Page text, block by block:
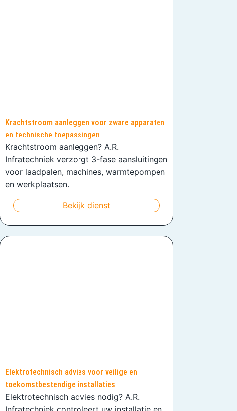
Krachtstroom aanleggen voor zware apparaten
en technische toepassingen
Krachtstroom aanleggen? A.R.
Infratechniek verzorgt 3-fase aansluitingen
voor laadpalen, machines, warmtepompen
en werkplaatsen.
Bekijk dienst
Elektrotechnisch advies voor veilige en
toekomstbestendige installaties
Elektrotechnisch advies nodig? A.R.